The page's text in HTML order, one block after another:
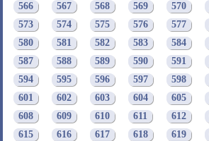
566
567 568 569 570
573
574 575 576 577
580
581 582 583 584
587
588 589 590 591
594
595 596 597 598
601
602 603 604 605
608
609 610 611 612
615
616 617 618 619